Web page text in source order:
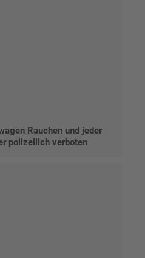
Rauchen und jeder
polizeilich verboten